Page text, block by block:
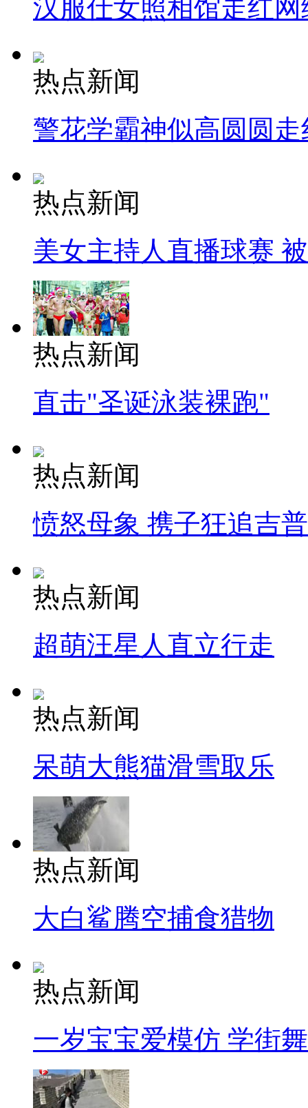
汉服仕女照相馆走红网
热点新闻
警花学霸神似高圆圆走
热点新闻
美女主持人直播球赛
热点新闻
直击"圣诞泳装裸跑"
热点新闻
愤怒母象 携子狂追吉
热点新闻
超萌汪星人直立行走
热点新闻
呆萌大熊猫滑雪取乐
热点新闻
大白鲨腾空捕食猎物
热点新闻
一岁宝宝爱模仿 学街